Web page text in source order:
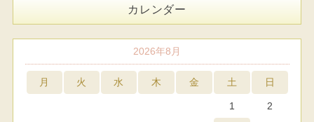
カレンダー
2026年8月
月 火 水 木 金 土 日
1 2